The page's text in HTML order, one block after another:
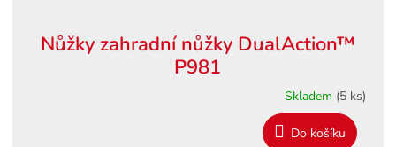
Nůžky zahradní nůžky DualAction™
P981
Skladem (5 ks)
Do košíku